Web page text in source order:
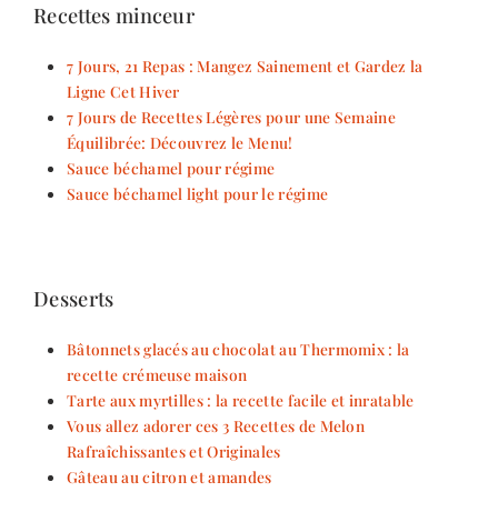
Recettes minceur
7 Jours, 21 Repas : Mangez Sainement et Gardez la
Ligne Cet Hiver
7 Jours de Recettes Légères pour une Semaine
Équilibrée: Découvrez le Menu!
Sauce béchamel pour régime
Sauce béchamel light pour le régime
Desserts
Bâtonnets glacés au chocolat au Thermomix : la
recette crémeuse maison
Tarte aux myrtilles : la recette facile et inratable
Vous allez adorer ces 3 Recettes de Melon
Rafraîchissantes et Originales
Gâteau au citron et amandes